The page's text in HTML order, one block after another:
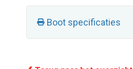
Boot specificaties